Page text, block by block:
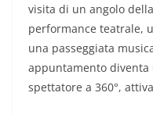
visita di un angolo
performance teatrale,
una passeggiata
appuntamento diventa
spettatore a 360°,